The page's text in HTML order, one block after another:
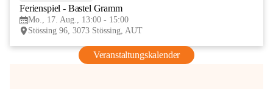
Ferienspiel - Bastel Gramm
Mo., 17. Aug., 13:00 - 15:00
Stössing 96, 3073 Stössing, AUT
Veranstaltungskalender